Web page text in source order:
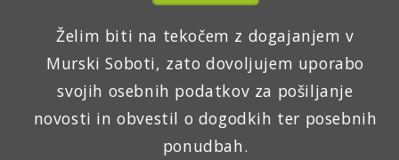
Želim biti na tekočem z dogajanjem v
Murski Soboti, zato dovoljujem uporabo
svojih osebnih podatkov za pošiljanje
novosti in obvestil o dogodkih ter posebnih
ponudbah.